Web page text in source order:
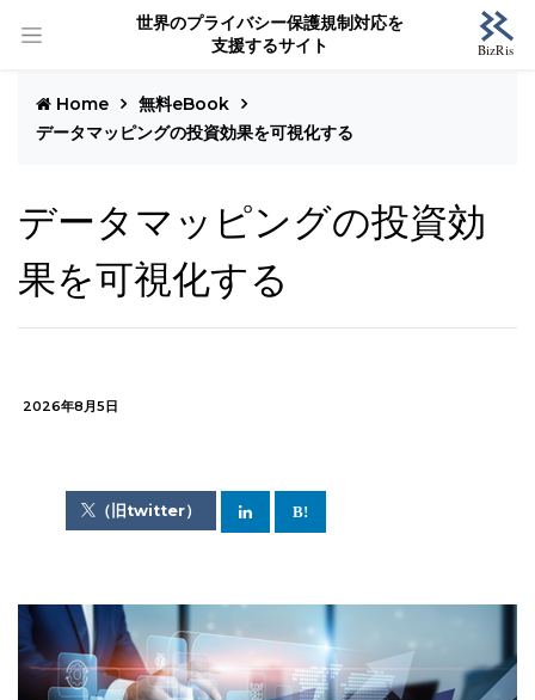
世界のプライバシー保護規制対応を
支援するサイト
Home
無料eBook
データマッピングの投資効果を可視化する
データマッピングの投資効
果を可視化する
2026年8月5日
（旧twitter）